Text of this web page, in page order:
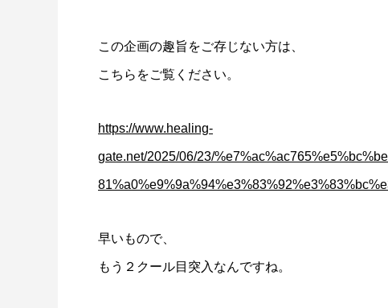
この企画の趣旨をご存じない方は、
こちらをご覧ください。
https://www.healing-
gate.net/2025/06/23/
早いもので、
もう２クール目突入なんですね。